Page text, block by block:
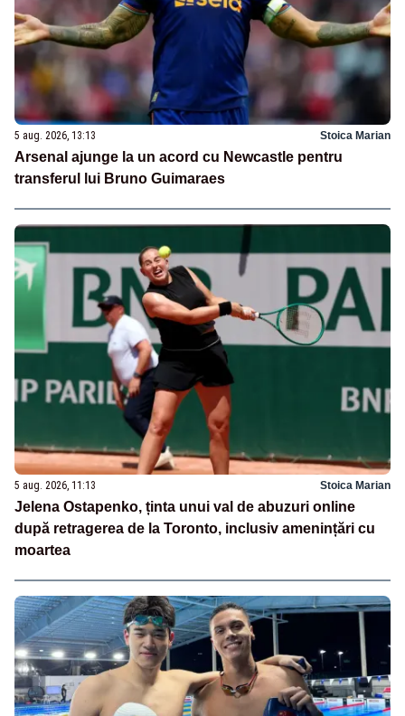
5 aug. 2026, 13:13 Stoica Marian
Arsenal ajunge la un acord cu Newcastle pentru
transferul lui Bruno Guimaraes
5 aug. 2026, 11:13 Stoica Marian
Jelena Ostapenko, ținta unui val de abuzuri online
după retragerea de la Toronto, inclusiv amenințări cu
moartea